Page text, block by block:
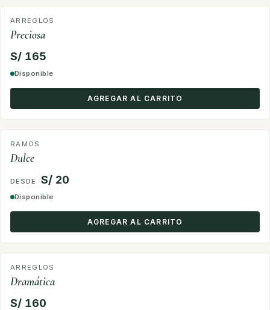
ARREGLOS
Preciosa
S/ 165
Disponible
AGREGAR AL CARRITO
RAMOS
Dulce
S/ 20
Disponible
AGREGAR AL CARRITO
ARREGLOS
Dramática
S/ 160